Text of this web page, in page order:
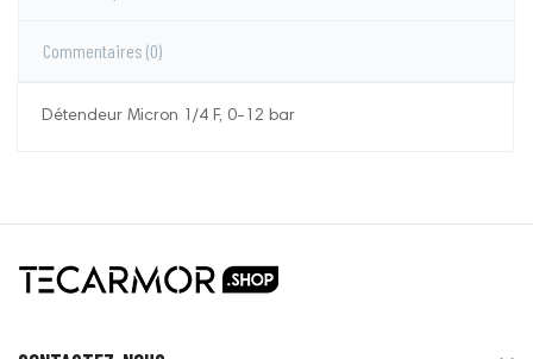
Commentaires (0)
Détendeur Micron 1/4 F, 0-12 bar
commentaire